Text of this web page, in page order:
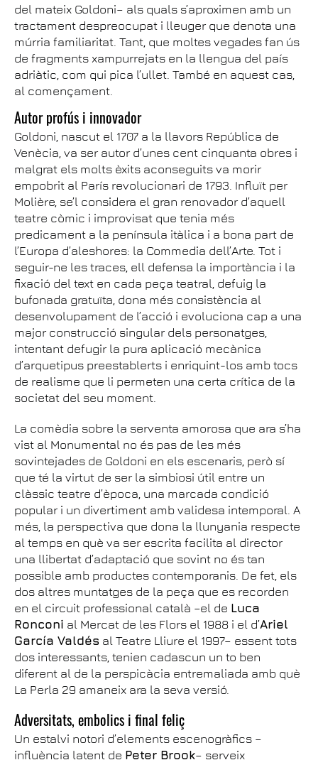
del mateix Goldoni– als quals s’aproximen amb un
tractament despreocupat i lleuger que denota una
múrria familiaritat. Tant, que moltes vegades fan ús
de fragments xampurrejats en la llengua del país
adriàtic, com qui pica l’ullet. També en aquest cas,
al començament.
Autor profús i innovador
Goldoni, nascut el 1707 a la llavors República de
Venècia, va ser autor d’unes cent cinquanta obres i
malgrat els molts èxits aconseguits va morir
empobrit al París revolucionari de 1793. Influït per
Molière, se’l considera el gran renovador d’aquell
teatre còmic i improvisat que tenia més
predicament a la península itàlica i a bona part de
l’Europa d’aleshores: la Commedia dell’Arte. Tot i
seguir-ne les traces, ell defensa la importància i la
fixació del text en cada peça teatral, defuig la
bufonada gratuïta, dona més consistència al
desenvolupament de l’acció i evoluciona cap a una
major construcció singular dels personatges,
intentant defugir la pura aplicació mecànica
d’arquetipus preestablerts i enriquint-los amb tocs
de realisme que li permeten una certa crítica de la
societat del seu moment.
La comèdia sobre la serventa amorosa que ara s’ha
vist al Monumental no és pas de les més
sovintejades de Goldoni en els escenaris, però sí
que té la virtut de ser la simbiosi útil entre un
clàssic teatre d’època, una marcada condició
popular i un divertiment amb validesa intemporal. A
més, la perspectiva que dona la llunyania respecte
al temps en què va ser escrita facilita al director
una llibertat d’adaptació que sovint no és tan
possible amb productes contemporanis. De fet, els
dos altres muntatges de la peça que es recorden
en el circuit professional català –el de Luca
Ronconi al Mercat de les Flors el 1988 i el d’Ariel
García Valdés al Teatre Lliure el 1997– essent tots
dos interessants, tenien cadascun un to ben
diferent al de la perspicàcia entremaliada amb què
La Perla 29 amaneix ara la seva versió.
Adversitats, embolics i final feliç
Un estalvi notori d’elements escenogràfics –
influència latent de Peter Brook– serveix